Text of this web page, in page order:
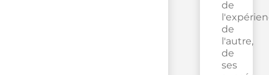
de
de
l'autre,
de
ses